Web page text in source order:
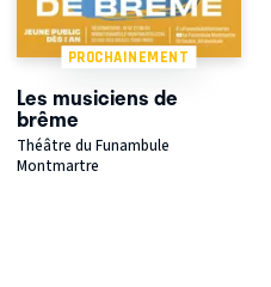
PROCHAINEMENT
Les musiciens de
brême
Théâtre du Funambule
Montmartre